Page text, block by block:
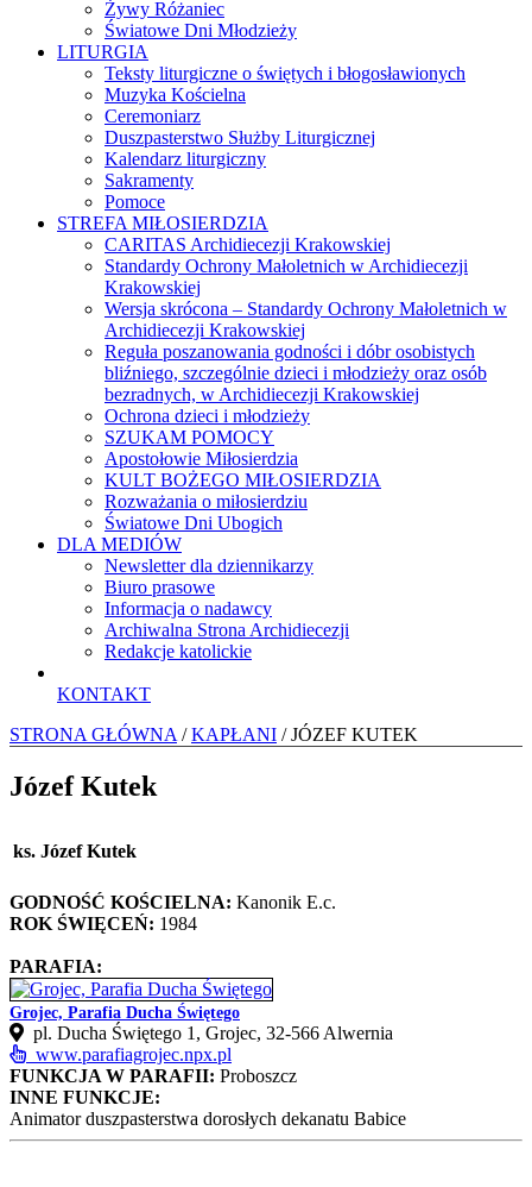
Żywy Różaniec
Światowe Dni Młodzieży
LITURGIA
Teksty liturgiczne o świętych i błogosławionych
Muzyka Kościelna
Ceremoniarz
Duszpasterstwo Służby Liturgicznej
Kalendarz liturgiczny
Sakramenty
Pomoce
STREFA MIŁOSIERDZIA
CARITAS Archidiecezji Krakowskiej
Standardy Ochrony Małoletnich w Archidiecezji
Krakowskiej
Wersja skrócona – Standardy Ochrony Małoletnich w
Archidiecezji Krakowskiej
Reguła poszanowania godności i dóbr osobistych
bliźniego, szczególnie dzieci i młodzieży oraz osób
bezradnych, w Archidiecezji Krakowskiej
Ochrona dzieci i młodzieży
SZUKAM POMOCY
Apostołowie Miłosierdzia
KULT BOŻEGO MIŁOSIERDZIA
Rozważania o miłosierdziu
Światowe Dni Ubogich
DLA MEDIÓW
Newsletter dla dziennikarzy
Biuro prasowe
Informacja o nadawcy
Archiwalna Strona Archidiecezji
Redakcje katolickie
KONTAKT
STRONA GŁÓWNA /KAPŁANI / JÓZEF KUTEK
Józef Kutek
ks. Józef Kutek
GODNOŚĆ KOŚCIELNA: Kanonik E.c.
ROK ŚWIĘCEŃ: 1984
PARAFIA:
Grojec, Parafia Ducha Świętego
pl. Ducha Świętego 1, Grojec, 32‑566 Alwernia
www.parafiagrojec.npx.pl
FUNKCJA W PARAFII: Proboszcz
INNE FUNKCJE:
Animator duszpasterstwa dorosłych dekanatu Babice